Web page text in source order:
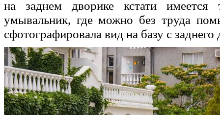
на заднем дворике кстати
умывальник, где можно без труда
сфотографировала вид на базу с заднего